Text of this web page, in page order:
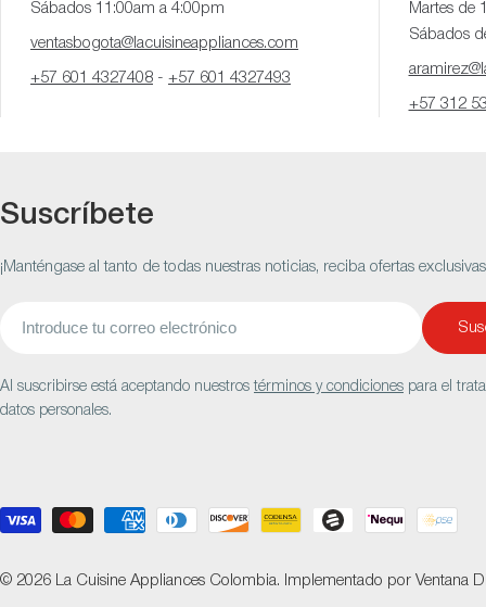
Sábados 11:00am a 4:00pm
ventasbogota@lacuisineappliances.com
+57 601 4327408 - +57 601 4327493
Martes de
Sábados
+57 312
Suscríbete
¡Manténgase al tanto de todas nuestras noticias, reciba ofertas
Al suscribirse está aceptando nuestrostérminos y condiciones para el
datos personales.
Métodos
pago
© 2026 La Cuisine Appliances Colombia. Implementado por Ventana